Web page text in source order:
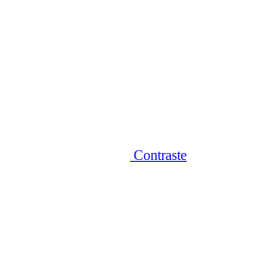
Contraste